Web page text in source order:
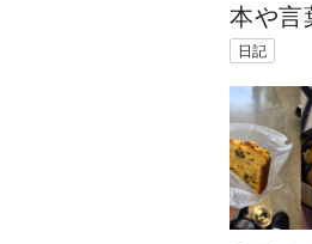
本や言
日記